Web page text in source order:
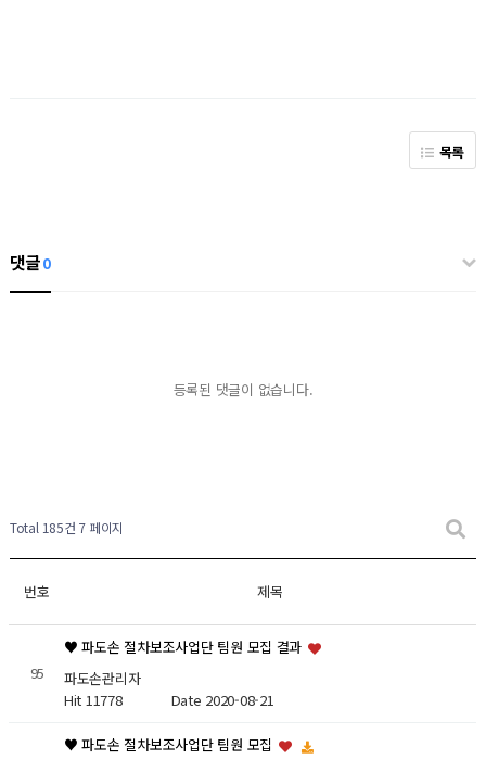
목록
댓글0
등록된 댓글이 없습니다.
Total 185건 7 페이지
번호 제목
95
♥ 파도손 절차보조사업단 팀원 모집 결과
파도손관리자
Hit 11778 Date 2020-08-21
♥ 파도손 절차보조사업단 팀원 모집